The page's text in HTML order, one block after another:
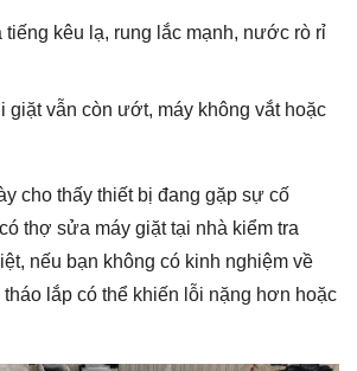
tiếng kêu lạ, rung lắc mạnh, nước rò rỉ
giặt vẫn còn ướt, máy không vắt hoặc
cho thấy thiết bị đang gặp sự cố
thợ sửa máy giặt tại nhà kiểm tra
nếu bạn không có kinh nghiệm về
lắp có thể khiến lỗi nặng hơn hoặc